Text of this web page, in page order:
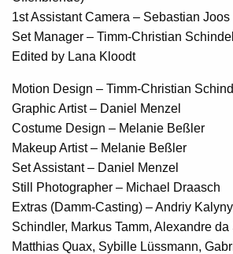
1st Assistant Camera – Sebastian Joos
Set Manager – Timm-Christian Schindel
Edited by Lana Kloodt
Motion Design – Timm-Christian
Graphic Artist – Daniel Menzel
Costume Design – Melanie Beßler
Makeup Artist – Melanie Beßler
Set Assistant – Daniel Menzel
Still Photographer – Michael Draasch
Extras (Damm-Casting) – Andriy
Schindler, Markus Tamm, Alexandre
Matthias Quax, Sybille Lüssmann,